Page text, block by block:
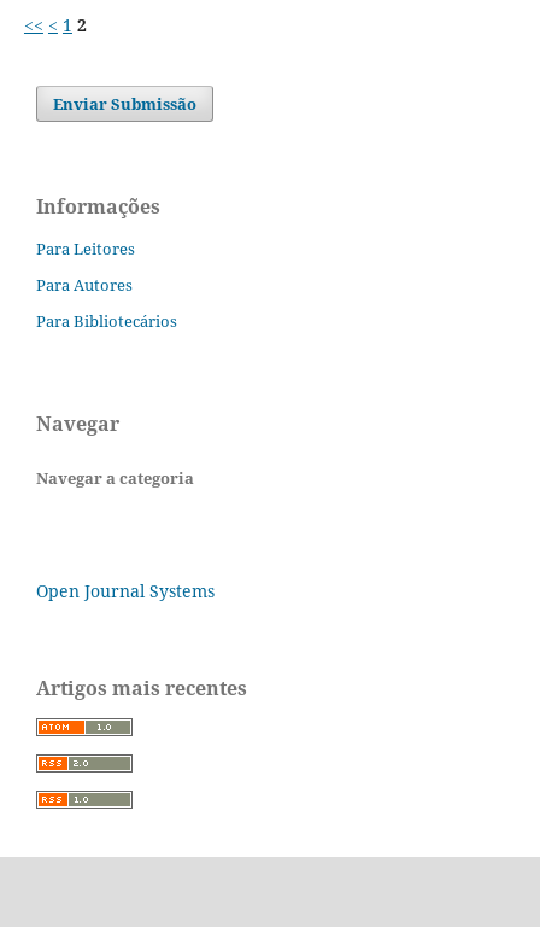
<< < 1 2
Enviar Submissão
Informações
Para Leitores
Para Autores
Para Bibliotecários
Navegar
Navegar a categoria
Open Journal Systems
Artigos mais recentes